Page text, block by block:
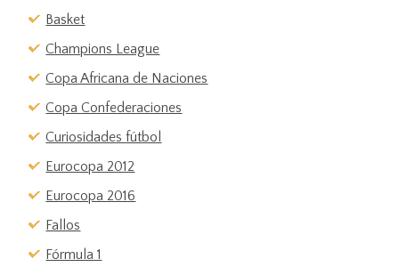
Basket
Champions League
Copa Africana de Naciones
Copa Confederaciones
Curiosidades fútbol
Eurocopa 2012
Eurocopa 2016
Fallos
Fórmula 1